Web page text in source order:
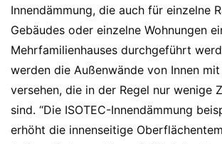
Innendämmung, die auch für einzelne
Gebäudes oder einzelne Wohnungen
Mehrfamilienhauses durchgeführt
werden die Außenwände von Innen
versehen, die in der Regel nur wenige
sind. “Die ISOTEC-Innendämmung
erhöht die innenseitige